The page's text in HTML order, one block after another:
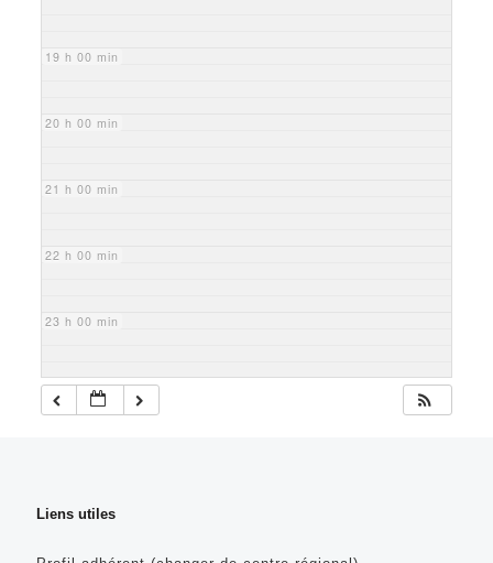
19 h 00 min
20 h 00 min
21 h 00 min
22 h 00 min
23 h 00 min
Liens utiles